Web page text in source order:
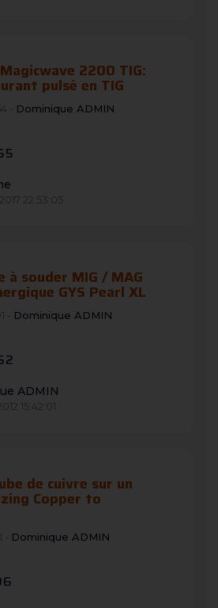
2200 TIG:
pulsé en TIG
- Dominique ADMIN
22:53:05
à souder MIG / MAG
GYS Pearl XL
- Dominique ADMIN
ADMIN
15:42:01
de cuivre sur un
Copper to
- Dominique ADMIN